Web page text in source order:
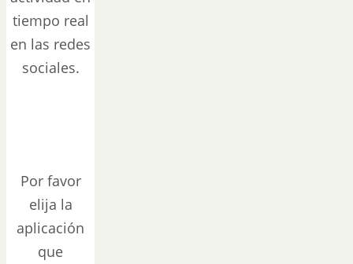
tiempo real
en las redes
sociales.
Por favor
elija la
aplicación
que